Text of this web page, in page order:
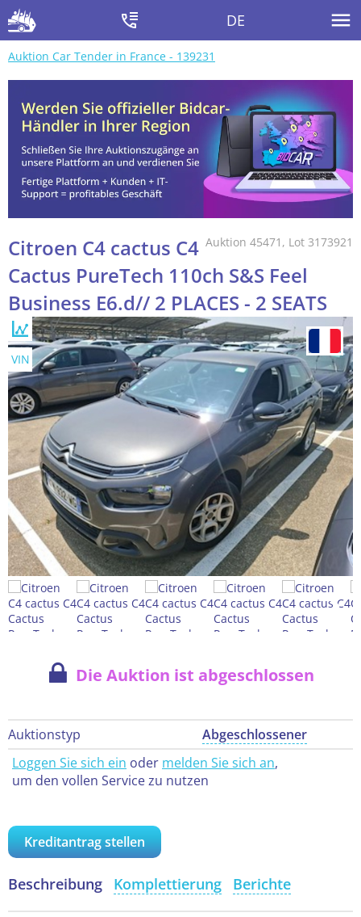
DE
Auktion Car Tender in France - 139231
Auktion 45471, Lot 3173921
Citroen C4 cactus C4
Cactus PureTech 110ch S&S Feel
Business E6.d// 2 PLACES - 2 SEATS
VIN
Die Auktion ist abgeschlossen
Auktionstyp
Abgeschlossener
Loggen Sie sich ein oder melden Sie sich an,
um den vollen Service zu nutzen
Kreditantrag stellen
Beschreibung Komplettierung Berichte